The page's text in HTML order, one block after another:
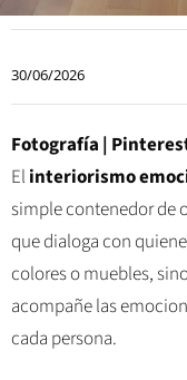
30/06/2026
Fotografía |
El interiorismo
simple contenedor de
que dialoga con
colores o muebles,
acompañe las
cada persona.